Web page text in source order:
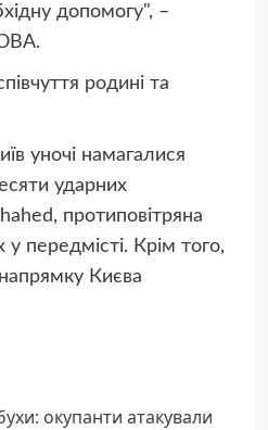
допомогу", –
родині та
уночі намагалися
ударних
протиповітряна
у передмісті. Крім того,
Києва
окупанти атакували